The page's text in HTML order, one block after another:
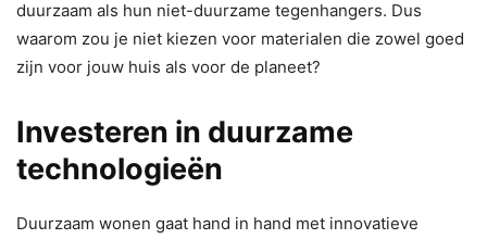
duurzaam als hun niet-duurzame tegenhangers. Dus
waarom zou je niet kiezen voor materialen die zowel goed
zijn voor jouw huis als voor de planeet?
Investeren in duurzame
technologieën
Duurzaam wonen gaat hand in hand met innovatieve